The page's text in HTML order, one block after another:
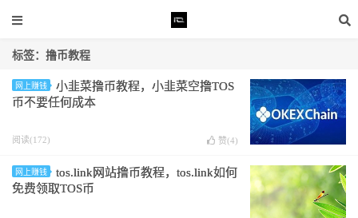
标签：撸币教程
网上赚钱
小韭菜撸币教程，小韭菜空撸TOS
币不要任何成本
阅读(172) 赞(4)
网上赚钱
tos.link网站撸币教程，tos.link如何
免费领取TOS币